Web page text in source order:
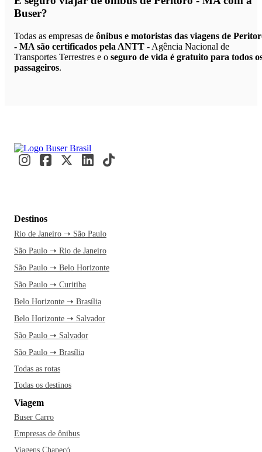
Buser?
Todas as empresas de ônibus e motoristas das viagens de
- MA são certificados pela ANTT - Agência Nacional de
Transportes Terrestres e o seguro de vida é gratuito para todos
passageiros.
Destinos
Rio de Janeiro ➝ São Paulo
São Paulo ➝ Rio de Janeiro
São Paulo ➝ Belo Horizonte
São Paulo ➝ Curitiba
Belo Horizonte ➝ Brasília
Belo Horizonte ➝ Salvador
São Paulo ➝ Salvador
São Paulo ➝ Brasília
Todas as rotas
Todas os destinos
Viagem
Buser Carro
Empresas de ônibus
Viagens Chapecó